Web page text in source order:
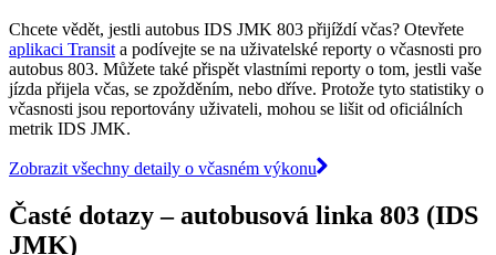
Chcete vědět, jestli autobus IDS JMK 803 přijíždí včas? Otevřete
aplikaci Transit a podívejte se na uživatelské reporty o včasnosti pro
autobus 803. Můžete také přispět vlastními reporty o tom, jestli vaše
jízda přijela včas, se zpožděním, nebo dříve. Protože tyto statistiky o
včasnosti jsou reportovány uživateli, mohou se lišit od oficiálních
metrik IDS JMK.
Zobrazit všechny detaily o včasném výkonu
Časté dotazy – autobusová linka 803 (IDS
JMK)